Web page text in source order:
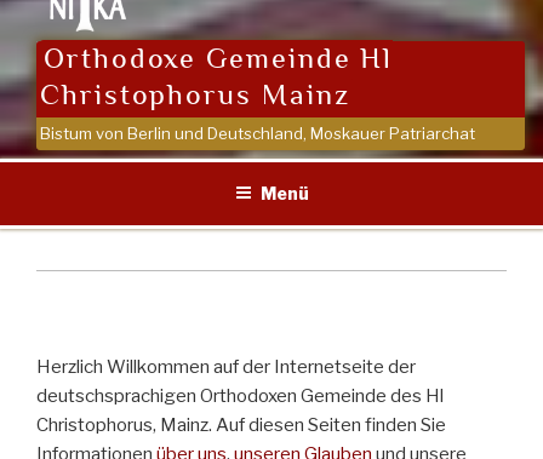
Orthodoxe Gemeinde Hl
Christophorus Mainz
Bistum von Berlin und Deutschland, Moskauer Patriarchat
Menü
Herzlich Willkommen auf der Internetseite der
deutschsprachigen Orthodoxen Gemeinde des Hl
Christophorus, Mainz. Auf diesen Seiten finden Sie
Informationen über uns, unseren Glauben und unsere